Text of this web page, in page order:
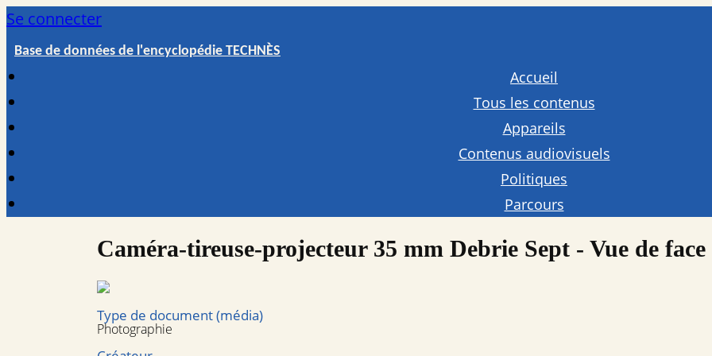
Se connecter
Base de données de l'encyclopédie TECHNÈS
Accueil
Tous les contenus
Appareils
Contenus audiovisuels
Politiques
Parcours
Caméra-tireuse-projecteur 35 mm Debrie Sept - Vue de face
Type de document (média)
Photographie